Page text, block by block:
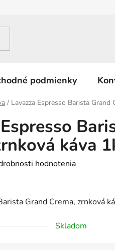
podmienky
/ Lavazza Espresso Barista Grand
káva
hodnotenia
Grand Crema, zrnková
Skladom